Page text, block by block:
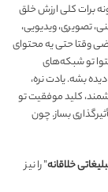
برات کلی ارزش خلق
تصویری، ویدیویی،
وقتا حتی یه محتوای
تو شبکه‌های
دیده بشه. یادت نره،
کلید موفقیت تو
بساز. چون
” را نیز